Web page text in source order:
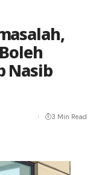
Nasib
3 Min Read